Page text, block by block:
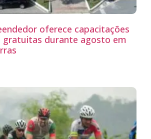
oferece capacitações
gratuitas durante agosto em